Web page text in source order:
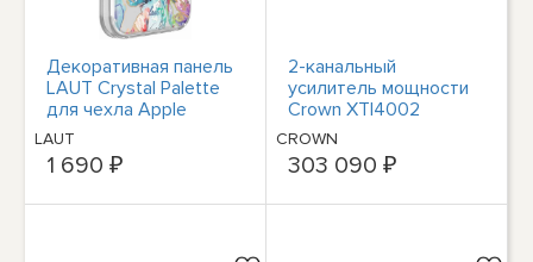
Декоративная панель
LAUT Crystal Palette
для чехла Apple
iPhone 14 Schutz
LAUT
1 690 ₽
2-канальный
усилитель мощности
Crown XTI4002
мощностью 1200 Вт
при 4 Ом
CROWN
303 090 ₽